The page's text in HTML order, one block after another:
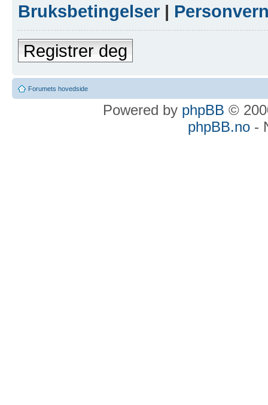
Bruksbetingelser |
Registrer deg
Forumets hovedside
Powered by phpBB ©
phpBB.no-